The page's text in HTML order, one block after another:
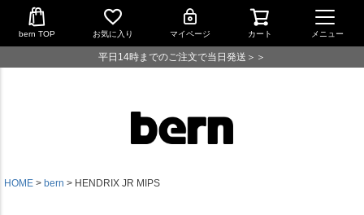
bern TOP お気に入り マイページ カート メニュー
平日14時までのご注文で当日発送＞＞
HOME bern HENDRIX JR MIPS